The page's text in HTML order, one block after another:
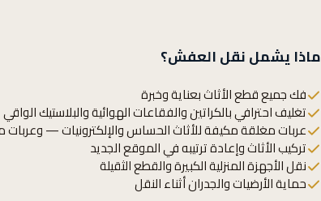
ماذا يشمل نقل العفش؟
فك جميع قطع الأثاث بعناية وخبرة
تغليف احترافي بالكراتين والفقاعات الهوائية والبلاستيك الواقي
عربات مغلقة مكيفة للأثاث الحساس والإلكترونيات — وعربات
تركيب الأثاث وإعادة ترتيبه في الموقع الجديد
نقل الأجهزة المنزلية الكبيرة والقطع الثقيلة
حماية الأرضيات والجدران أثناء النقل